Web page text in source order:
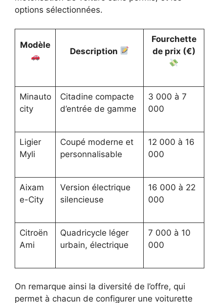
options sélectionnées.
Modèle
Description
Fourchette
de prix (€)
Minauto
city
Citadine compacte
d’entrée de gamme
3 000 à 7
000
Ligier
Myli
Coupé moderne et
personnalisable
12 000 à 16
000
Aixam
e-City
Version électrique
silencieuse
16 000 à 22
000
Citroën
Ami
Quadricycle léger
urbain, électrique
7 000 à 10
000
On remarque ainsi la diversité de l’offre, qui
permet à chacun de configurer une voiturette